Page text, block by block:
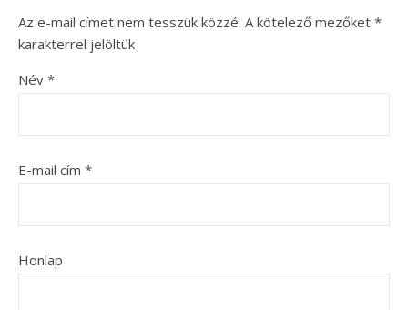
Az e-mail címet nem tesszük közzé. A kötelező mezőket *
karakterrel jelöltük
Név *
E-mail cím *
Honlap